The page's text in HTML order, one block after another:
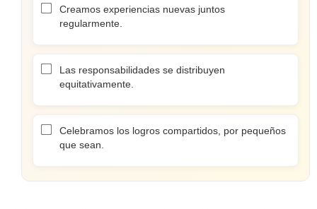
Creamos experiencias nuevas juntos
regularmente.
Las responsabilidades se distribuyen
equitativamente.
Celebramos los logros compartidos, por pequeños
que sean.